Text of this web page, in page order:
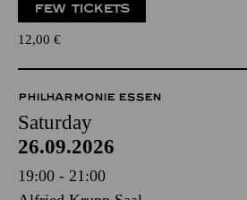
FEW TICKETS
12,00 €
PHILHARMONIE ESSEN
Saturday
26.09.2026
19:00 - 21:00